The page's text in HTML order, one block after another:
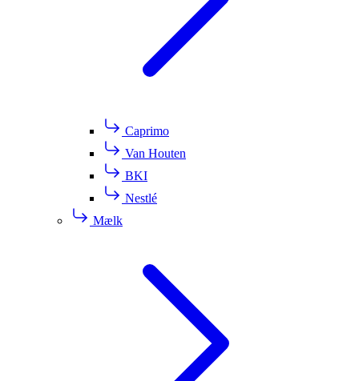
Caprimo
Van Houten
BKI
Nestlé
Mælk